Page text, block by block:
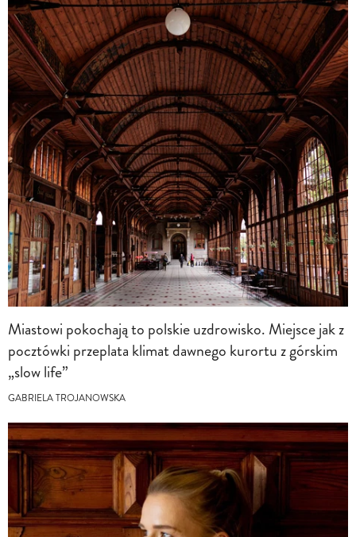
Miastowi pokochają to polskie uzdrowisko. Miejsce jak z
pocztówki przeplata klimat dawnego kurortu z górskim
„slow life”
GABRIELA TROJANOWSKA